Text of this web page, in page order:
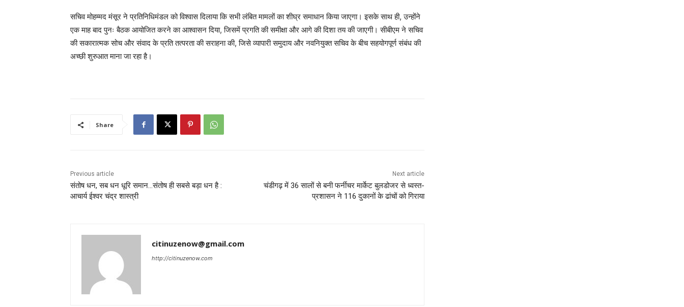
सचिव मोहम्मद मंसूर ने प्रतिनिधिमंडल को विश्वास दिलाया कि सभी लंबित मामलों का शीघ्र समाधान किया जाएगा। इसके साथ ही, उन्होंने
एक माह बाद पुनः बैठक आयोजित करने का आश्वासन दिया, जिसमें प्रगति की समीक्षा और आगे की दिशा तय की जाएगी। सीबीएम ने सचिव
की सकारात्मक सोच और संवाद के प्रति तत्परता की सराहना की, जिसे व्यापारी समुदाय और नवनियुक्त सचिव के बीच सहयोगपूर्ण संबंध की
अच्छी शुरुआत माना जा रहा है।
Share
Previous article
संतोष धन, सब धन धूरि समान…संतोष ही सबसे बड़ा धन है :
आचार्य ईश्वर चंद्र शास्त्री
Next article
चंडीगढ़ में 36 सालों से बनी फर्नीचर मार्केट बुलडोजर से ध्वस्त-
प्रशासन ने 116 दुकानों के ढांचों को गिराया
citinuzenow@gmail.com
http://citinuzenow.com